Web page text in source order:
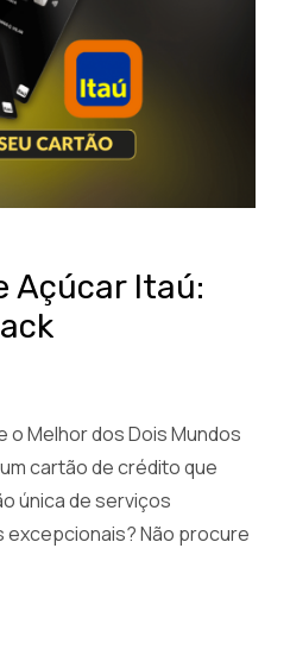
Açúcar Itaú:
Melhor dos Dois Mundos
cartão de crédito que
única de serviços
Não procure